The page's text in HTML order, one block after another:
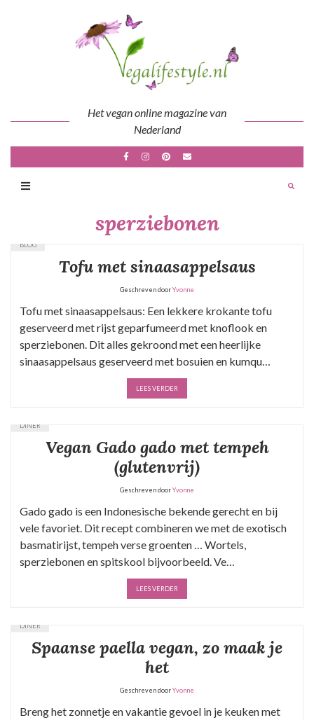
Het vegan online magazine van
Nederland
sperziebonen
BLOG
Tofu met sinaasappelsaus
Geschreven doorYvonne
Tofu met sinaasappelsaus: Een lekkere krokante tofu
geserveerd met rijst geparfumeerd met knoflook en
sperziebonen. Dit alles gekroond met een heerlijke
sinaasappelsaus geserveerd met bosuien en kumqu…
LEES VERDER
DINER
Vegan Gado gado met tempeh
(glutenvrij)
Geschreven doorYvonne
Gado gado is een Indonesische bekende gerecht en bij
vele favoriet. Dit recept combineren we met de exotisch
basmatirijst, tempeh verse groenten … Wortels,
sperziebonen en spitskool bijvoorbeeld. Ve…
LEES VERDER
DINER
Spaanse paella vegan, zo maak je
het
Geschreven doorYvonne
Breng het zonnetje en vakantie gevoel in je keuken met